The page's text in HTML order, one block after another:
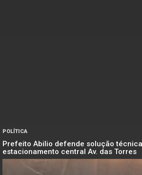
POLÍTICA
Prefeito Abilio defende solução
estacionamento central Av. das Torres